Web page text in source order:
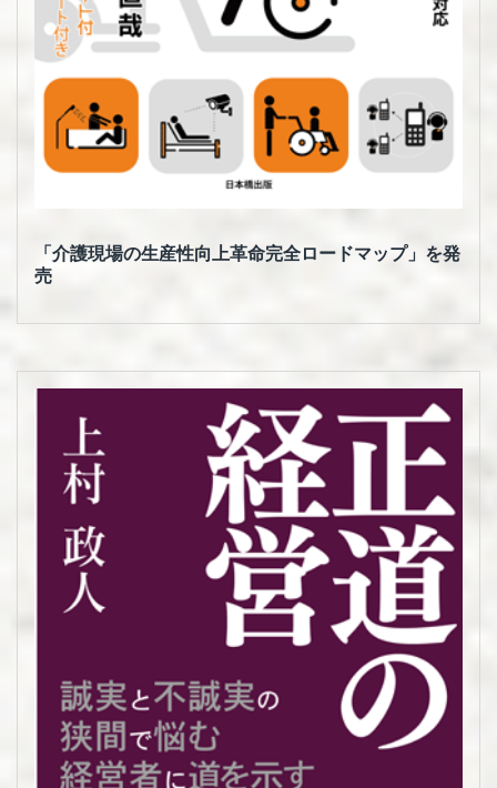
「介護現場の生産性向上革命完全ロードマップ」を発
売